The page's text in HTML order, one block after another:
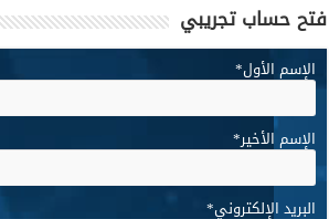
فتح حساب تجريبي
الإسم الأول*
الإسم الأخير*
البريد الإلكتروني*